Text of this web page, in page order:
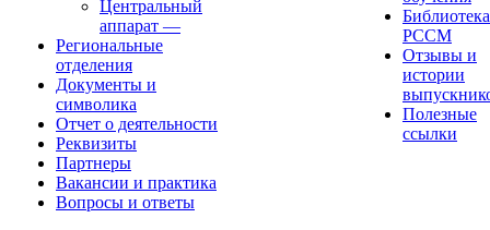
Центральный
аппарат —
Региональные
отделения
Документы и
символика
Отчет о деятельности
Реквизиты
Партнеры
Вакансии и практика
Вопросы и ответы
Библиотека
РССМ
Отзывы и
истории
Полезные
ссылки